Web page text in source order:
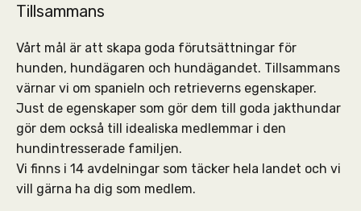
Tillsammans
Vårt mål är att skapa goda förutsättningar för
hunden, hundägaren och hundägandet. Tillsammans
värnar vi om spanieln och retrieverns egenskaper.
Just de egenskaper som gör dem till goda jakthundar
gör dem också till idealiska medlemmar i den
hundintresserade familjen.
Vi finns i 14 avdelningar som täcker hela landet och vi
vill gärna ha dig som medlem.